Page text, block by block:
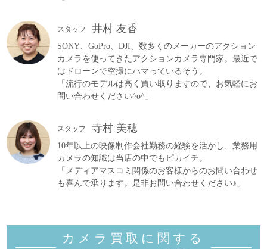
スタッフ 井村 友香
SONY、GoPro、DJI、数多くのメーカーのアクション
カメラを使ってきたアクションカメラ専門家。最近で
はドローンで空撮にハマっているそう。
「流行のモデルは高く買い取りますので、お気軽にお
問い合わせください^o^」
スタッフ 寺村 美穂
10年以上の映像制作会社勤務の経験を活かし、業務用
カメラの知識は当店の中でもピカイチ。
「メディアマスコミ関係のお客様からのお問い合わせ
も喜んで承ります。是非お問い合わせください♪」
カメラ買取に関する